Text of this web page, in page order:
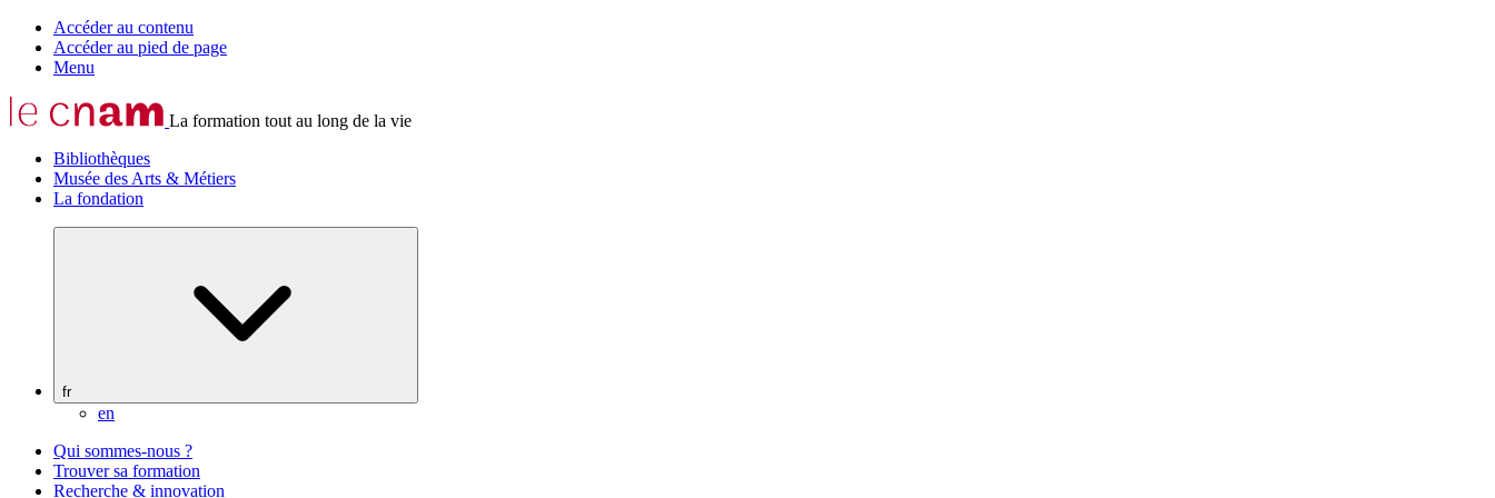
Accéder au contenu
Accéder au pied de page
Menu
La formation tout au long de la vie
Bibliothèques
Musée des Arts & Métiers
La fondation
fr
en
Qui sommes-nous ?
Trouver sa formation
Recherche & innovation